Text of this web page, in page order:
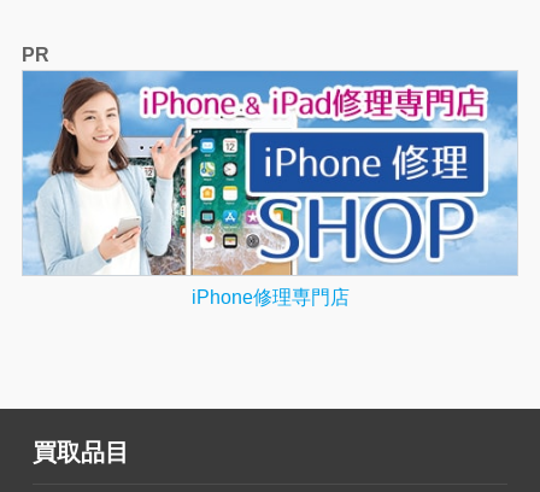
PR
iPhone修理専門店
買取品目